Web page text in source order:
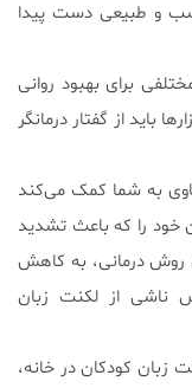
و طبیعی دست پیدا
برای بهبود روانی
باید از گفتار درمانگر
به شما کمک می‌کند
خود را که باعث تشدید
روش درمانی، به کاهش
ناشی از لکنت زبان
زبان کودکان در خانه،